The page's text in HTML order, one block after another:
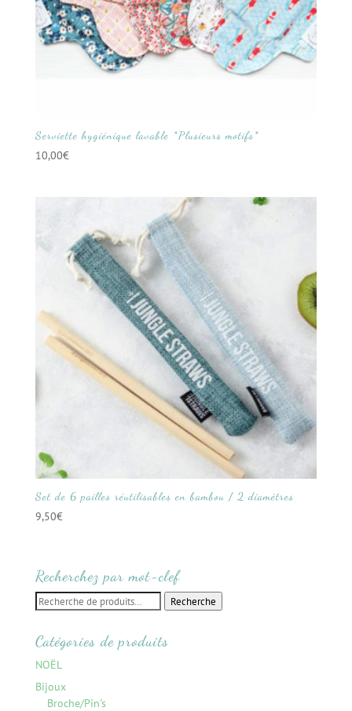
Serviette hygiénique lavable *Plusieurs motifs*
10,00€
Set de 6 pailles réutilisables en bambou / 2 diamètres
9,50€
Recherchez par mot-clef
Recherche
pour :
Recherche
Catégories de produits
NOËL
Bijoux
Broche/Pin's